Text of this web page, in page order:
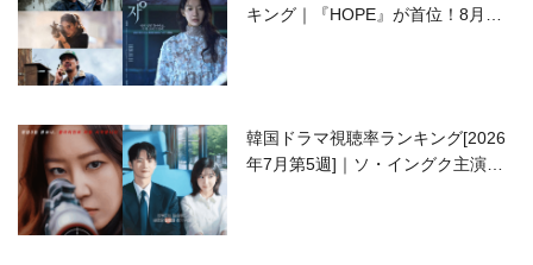
キング｜『HOPE』が首位！8月公
韓国ドラマ視聴率ランキング[2026
年7月第5週]｜ソ・イングク主演の